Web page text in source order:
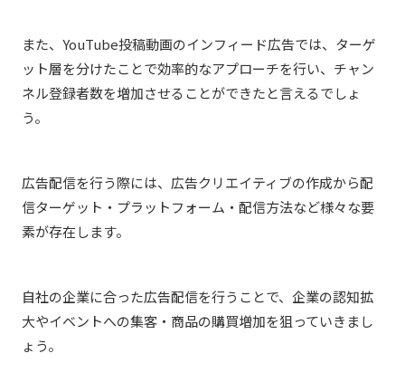
また、YouTube投稿動画のインフィード広告では、ターゲ
ット層を分けたことで効率的なアプローチを行い、チャン
ネル登録者数を増加させることができたと言えるでしょ
う。
広告配信を行う際には、広告クリエイティブの作成から配
信ターゲット・プラットフォーム・配信方法など様々な要
素が存在します。
自社の企業に合った広告配信を行うことで、企業の認知拡
大やイベントへの集客・商品の購買増加を狙っていきまし
ょう。